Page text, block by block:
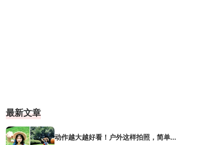
最新文章
动作越大越好看！户外这样拍照，简单...